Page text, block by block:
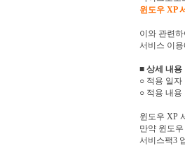
윈도우 XP
이와 관련
서비스 이
■ 상세 내용
○ 적용 일자
○ 적용 내용
윈도우 XP
만약 윈도
서비스팩3